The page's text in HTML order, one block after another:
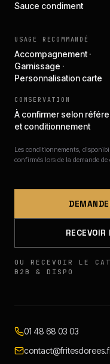
Sauce condiment
USAGE RECOMMANDÉ
Accompagnement ·
Garnissage ·
Personnalisation carte
CONSERVATION
À confirmer selon
et conditionnement
Les conditionnements,
confirmés lors de la demande de
OU RECEVOIR LE
B2B & DISPO
01 48 68 03 03